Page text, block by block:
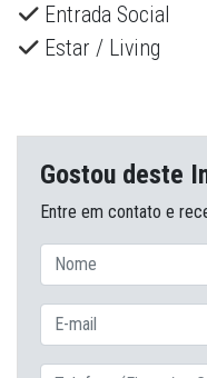
Entrada Social
Estar / Living
Gostou deste
Entre em contato e